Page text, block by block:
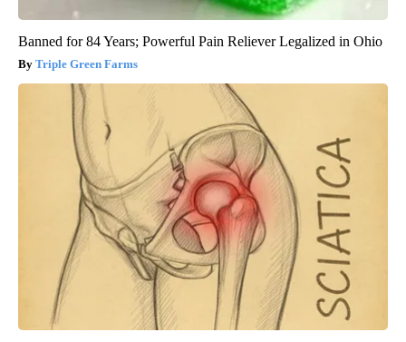
Banned for 84 Years; Powerful Pain Reliever Legalized in Ohio
Triple Green Farms